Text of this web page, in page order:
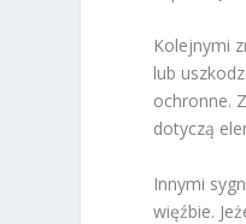
Kolejnymi
lub
ochronne.
dotyczą
Innymi
więźbie.